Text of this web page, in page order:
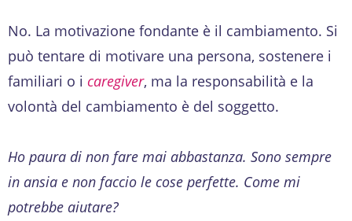
No. La motivazione fondante è il cambiamento. Si
può tentare di motivare una persona, sostenere i
familiari o i caregiver, ma la responsabilità e la
volontà del cambiamento è del soggetto.
Ho paura di non fare mai abbastanza. Sono sempre
in ansia e non faccio le cose perfette. Come mi
potrebbe aiutare?